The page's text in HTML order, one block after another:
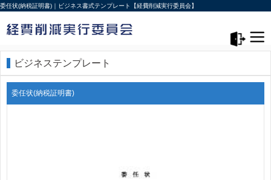
委任状(納税証明書)｜ビジネス書式テンプレート【経費削減実行委員会】
ビジネステンプレート
委任状(納税証明書)